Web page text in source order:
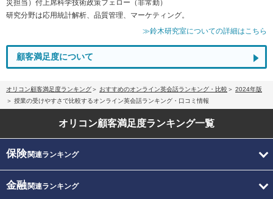
災担当）付上席科学技術政策フェロー（非常勤）
研究分野は応用統計解析、品質管理、マーケティング。
≫鈴木研究室についての詳細はこちら
顧客満足度について
オリコン顧客満足度ランキング おすすめのオンライン英会話ランキング・比較
2024年版
授業の受けやすさで比較するオンライン英会話ランキング・口コミ情報
オリコン顧客満足度ランキング一覧
保険関連ランキング
金融関連ランキング